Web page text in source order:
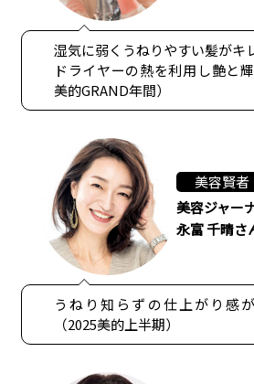
湿気に弱くうねりやすい髪がキ
ドライヤーの熱を利用し艶と
美的GRAND年間）
美容賢者
美容ジャー
永富 千晴さ
うねり知らずの仕上がり感
（2025美的上半期）